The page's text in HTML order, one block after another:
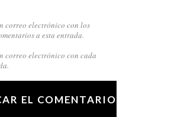
correo electrónico con los
a esta entrada.
correo electrónico con cada